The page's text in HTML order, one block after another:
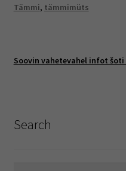
Tämmi, tämmimüts
Soovin vahetevahel infot šoti
Search